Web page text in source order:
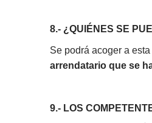
8.- ¿QUIÉNES SE
Se podrá acoger a
arrendatario que se
9.- LOS